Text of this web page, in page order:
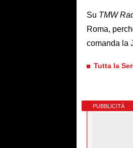
Su TMW
Roma,
comanda la
Tutta la
PUBBLICITÀ